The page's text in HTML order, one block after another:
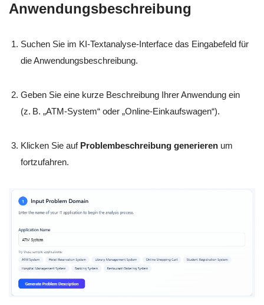
Anwendungsbeschreibung
Suchen Sie im KI-Textanalyse-Interface das Eingabefeld für
die Anwendungsbeschreibung.
Geben Sie eine kurze Beschreibung Ihrer Anwendung ein
(z. B. „ATM-System“ oder „Online-Einkaufswagen“).
Klicken Sie auf Problembeschreibung generieren um
fortzufahren.